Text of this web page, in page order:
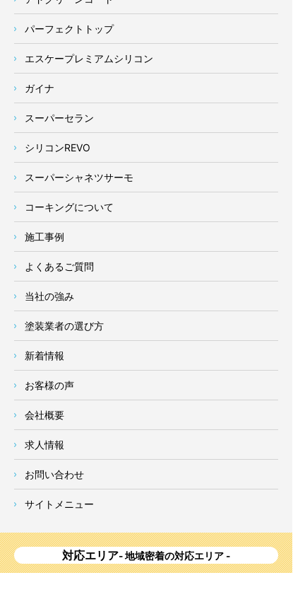
パーフェクトトップ
エスケープレミアムシリコン
ガイナ
スーパーセラン
シリコンREVO
スーパーシャネツサーモ
コーキングについて
施工事例
よくあるご質問
当社の強み
塗装業者の選び方
新着情報
お客様の声
会社概要
求人情報
お問い合わせ
サイトメニュー
対応エリア- 地域密着の対応エリア -